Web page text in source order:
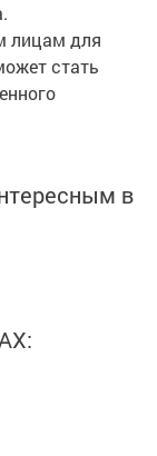
лицам для
стать
в